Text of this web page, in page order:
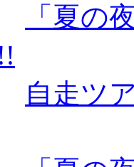
「夏の
自走ツ